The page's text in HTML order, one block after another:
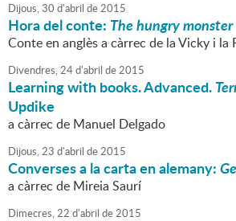
Dijous,30 d'abril de2015
Hora del conte: The hungry monster
Conte en anglès a càrrec de la Vicky i la
Divendres,24d'abril de2015
Learning with books. Advanced.
Updike
a càrrec de Manuel Delgado
Dijous,23 d'abril de2015
Converses a la carta en alemany:
a càrrec de Mireia Saurí
Dimecres,22 d'abril de2015